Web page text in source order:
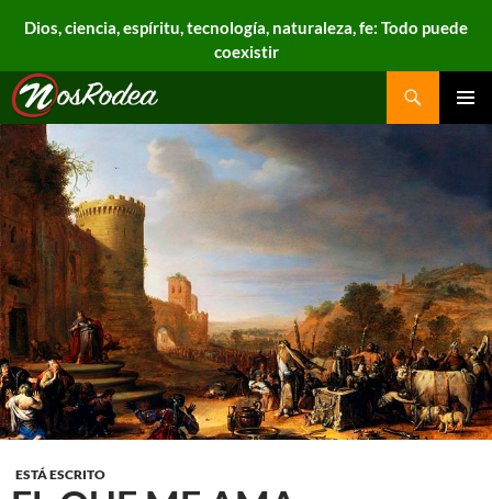
Dios, ciencia, espíritu, tecnología, naturaleza, fe: Todo puede
coexistir
Nos Rodea
Search
ESTÁ ESCRITO